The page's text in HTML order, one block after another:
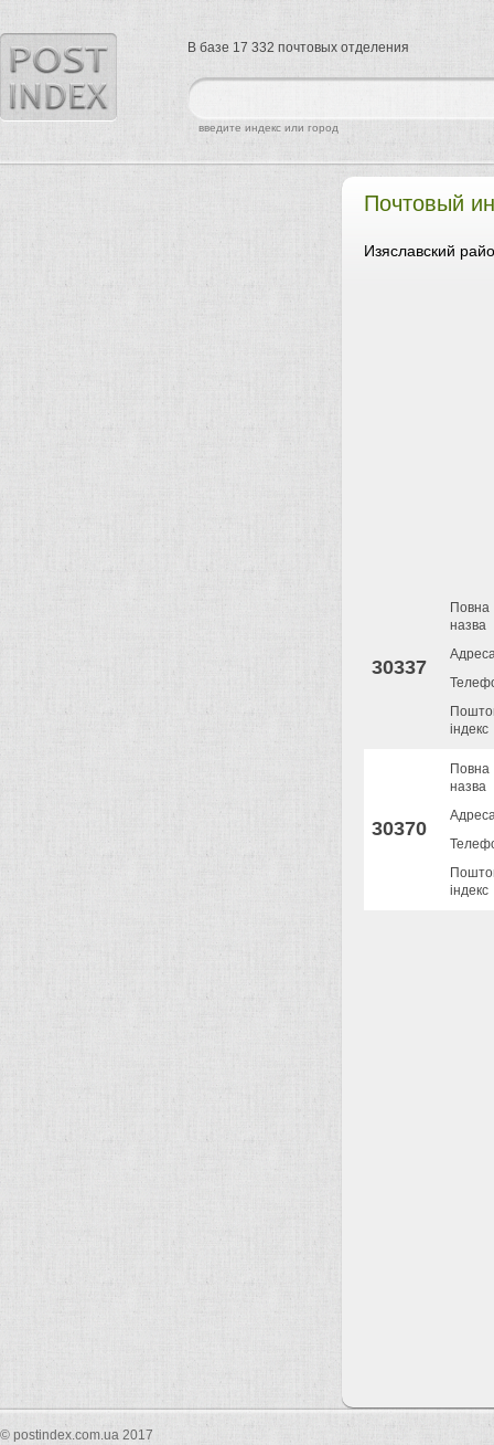
Почтовый
Изяславский
30337
Повна
назва
індекс
30370
Повна
назва
індекс
найти
введите индекс или город
В базе 17 332 почтовых отделения
© postindex.com.ua 2017